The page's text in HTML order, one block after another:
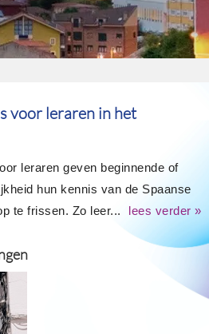
voor leraren in het
leraren geven beginnende of
hun kennis van de Spaanse
te frissen. Zo leer...
lees verder »